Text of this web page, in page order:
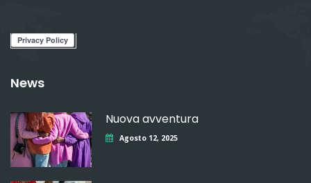
News
Nuova avventura
Agosto 12, 2025